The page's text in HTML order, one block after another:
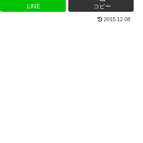
LINE コピー
2015.12.08